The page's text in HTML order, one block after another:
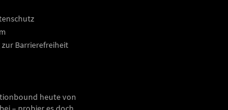
Barrierefreiheit
heute von